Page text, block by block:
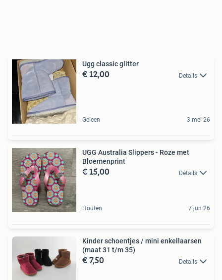
Ugg classic glitter
€ 12,00 Details
Geleen 3 mei 26
UGG Australia Slippers - Roze met
Bloemenprint
€ 15,00 Details
Houten 7 jun 26
Kinder schoentjes / mini enkellaarsen
(maat 31 t/m 35)
€ 7,50 Details